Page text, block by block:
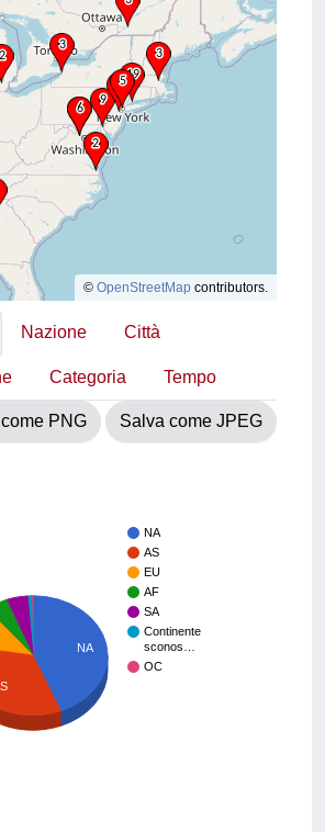
© OpenStreetMap contributors.
Nazione Città
Categoria Tempo
PNG Salva come JPEG
NA
AS
EU
AF
SA
Continente
sconos…
OC
NA